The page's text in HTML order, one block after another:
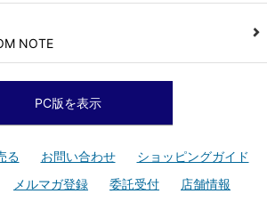
NOTE
PC版を表示
る お問い合わせ
ショッピングガイド
メルマガ登録 委託受付
店舗情報